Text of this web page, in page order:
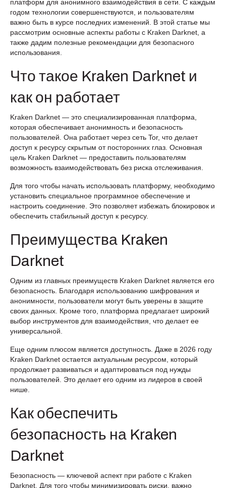
платформ для анонимного взаимодействия в сети. С каждым
годом технологии совершенствуются, и пользователям
важно быть в курсе последних изменений. В этой статье мы
рассмотрим основные аспекты работы с Kraken Darknet, а
также дадим полезные рекомендации для безопасного
использования.
Что такое Kraken Darknet и
как он работает
Kraken Darknet — это специализированная платформа,
которая обеспечивает анонимность и безопасность
пользователей. Она работает через сеть Tor, что делает
доступ к ресурсу скрытым от посторонних глаз. Основная
цель Kraken Darknet — предоставить пользователям
возможность взаимодействовать без риска отслеживания.
Для того чтобы начать использовать платформу, необходимо
установить специальное программное обеспечение и
настроить соединение. Это позволяет избежать блокировок и
обеспечить стабильный доступ к ресурсу.
Преимущества Kraken
Darknet
Одним из главных преимуществ Kraken Darknet является его
безопасность. Благодаря использованию шифрования и
анонимности, пользователи могут быть уверены в защите
своих данных. Кроме того, платформа предлагает широкий
выбор инструментов для взаимодействия, что делает ее
универсальной.
Еще одним плюсом является доступность. Даже в 2026 году
Kraken Darknet остается актуальным ресурсом, который
продолжает развиваться и адаптироваться под нужды
пользователей. Это делает его одним из лидеров в своей
нише.
Как обеспечить
безопасность на Kraken
Darknet
Безопасность — ключевой аспект при работе с Kraken
Darknet. Для того чтобы минимизировать риски, важно